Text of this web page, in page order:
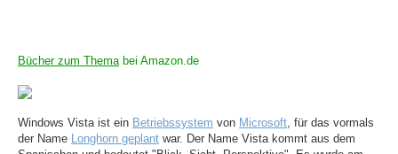
Bücher zum Themabei Amazon.de
Windows Vista ist ein Betriebssystem von Microsoft, für das vormals
der Name Longhorn geplant war. Der Name Vista kommt aus dem